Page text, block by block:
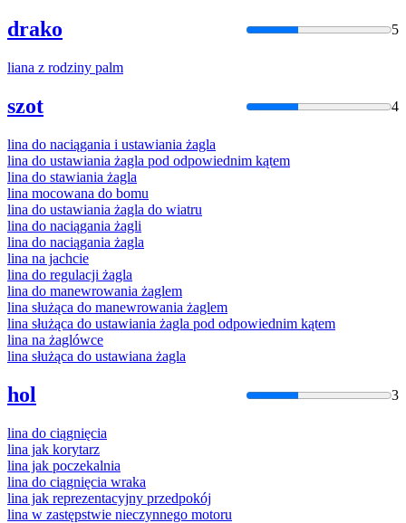
drako 5
liana z rodziny palm
szot 4
lina do naciągania i ustawiania żagla
lina do ustawiania żagla pod odpowiednim kątem
lina do stawiania żagla
lina mocowana do bomu
lina do ustawiania żagla do wiatru
lina do naciągania żagli
lina do naciągania żagla
lina na jachcie
lina do regulacji żagla
lina do manewrowania żaglem
lina służąca do manewrowania żaglem
lina służąca do ustawiania żagla pod odpowiednim kątem
lina na żaglówce
lina służąca do ustawiana żagla
hol 3
lina do ciągnięcia
lina jak korytarz
lina jak poczekalnia
lina do ciągnięcia wraka
lina jak reprezentacyjny przedpokój
lina w zastępstwie nieczynnego motoru